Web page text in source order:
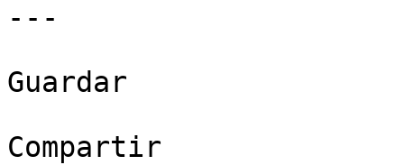
---
Guardar
Compartir